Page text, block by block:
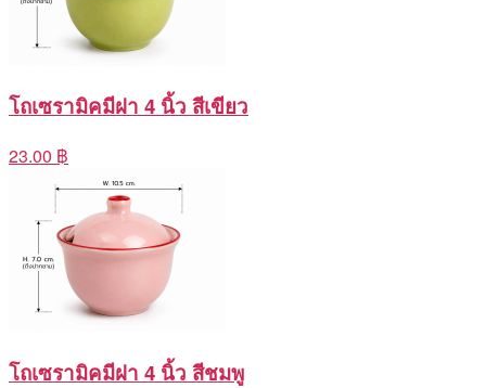
โถเซรามิคมีฝา 4 นิ้ว สีเขียว
23.00 ฿
โถเซรามิคมีฝา 4 นิ้ว สีชมพู